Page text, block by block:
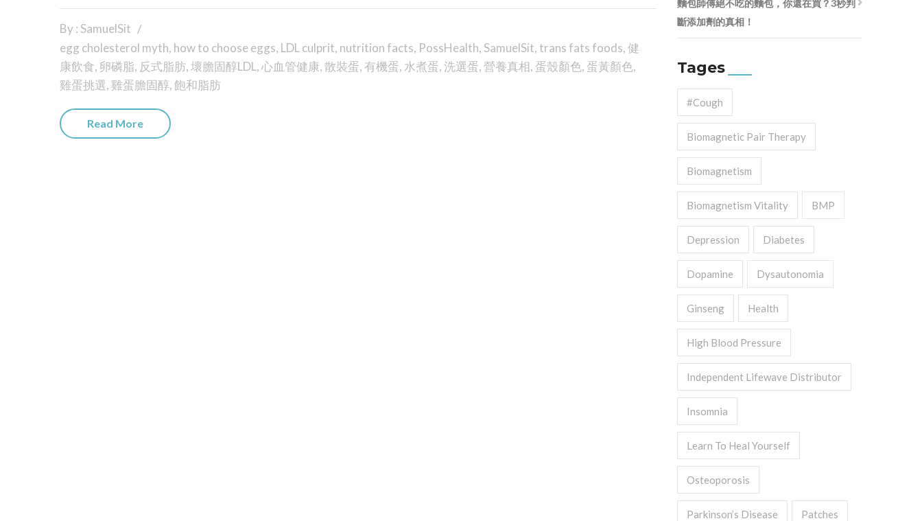
By : SamuelSit
egg cholesterol myth, how to choose eggs, LDL culprit, nutrition facts, PossHealth, SamuelSit, trans fats foods,健
康飲食, 卵磷脂, 反式脂肪,壞膽固醇LDL,心血管健康,散裝蛋, 有機蛋, 水煮蛋, 洗選蛋,營養真相, 蛋殼顏色, 蛋黃顏色,
雞蛋挑選, 雞蛋膽固醇,飽和脂肪
Read More
麵包師傅絕不吃的麵包，你還在買？3秒判
斷添加劑的真相！
Tages
#cough
Biomagnetic Pair Therapy
Biomagnetism
Biomagnetism Vitality BMP
Depression Diabetes
Dopamine Dysautonomia
Ginseng Health
High Blood Pressure
Independent Lifewave Distributor
Insomnia
Learn To Heal Yourself
Osteoporosis
Parkinson’s Disease Patches